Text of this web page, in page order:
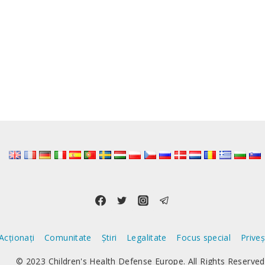
Comunitate Știri Legalitate Focus special
© 2023 Children's Health Defense Europe. All Rights